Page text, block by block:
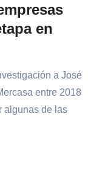
en
a José
entre 2018
algunas de las